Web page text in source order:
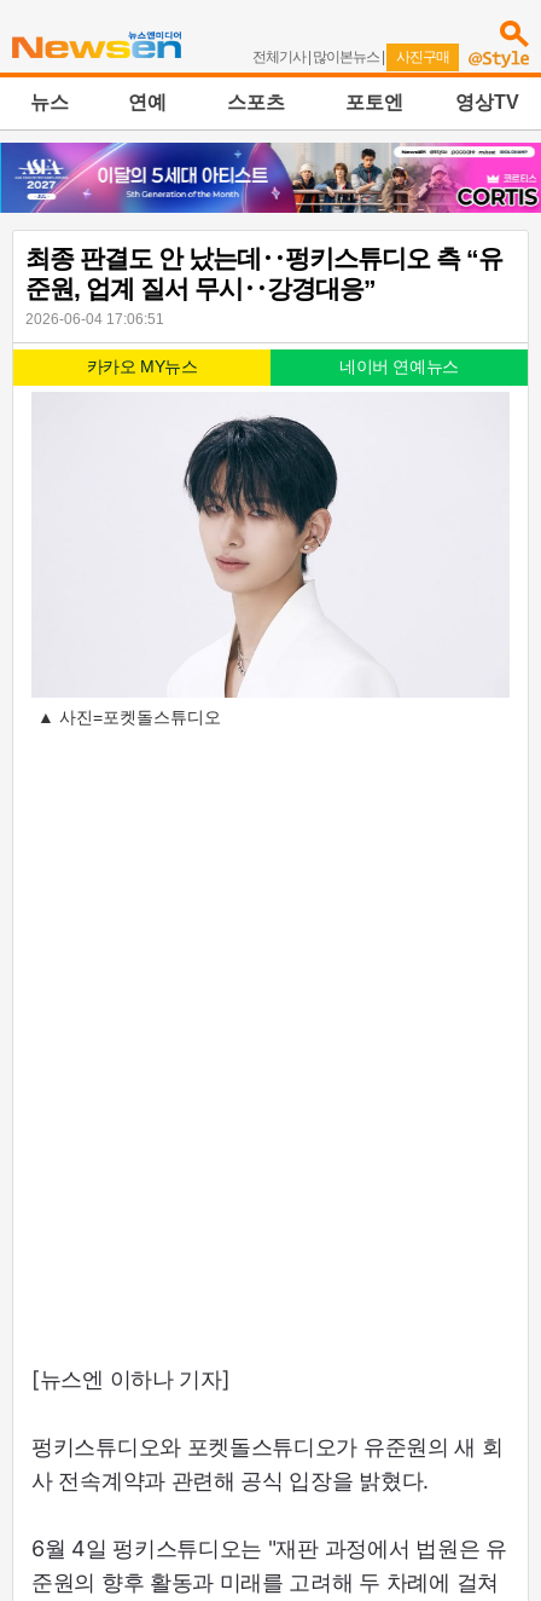
전체기사| 많이본뉴스 | 사진구매
뉴스 연예 스포츠 포토엔 영상TV
최종 판결도 안 났는데‥펑키스튜디오 측 “유
준원, 업계 질서 무시‥강경대응”
2026-06-04 17:06:51
카카오 MY뉴스 네이버 연예뉴스
▲ 사진=포켓돌스튜디오
[뉴스엔 이하나 기자]
펑키스튜디오와 포켓돌스튜디오가 유준원의 새 회
사 전속계약과 관련해 공식 입장을 밝혔다.
6월 4일 펑키스튜디오는 "재판 과정에서 법원은 유
준원의 향후 활동과 미래를 고려해 두 차례에 걸쳐